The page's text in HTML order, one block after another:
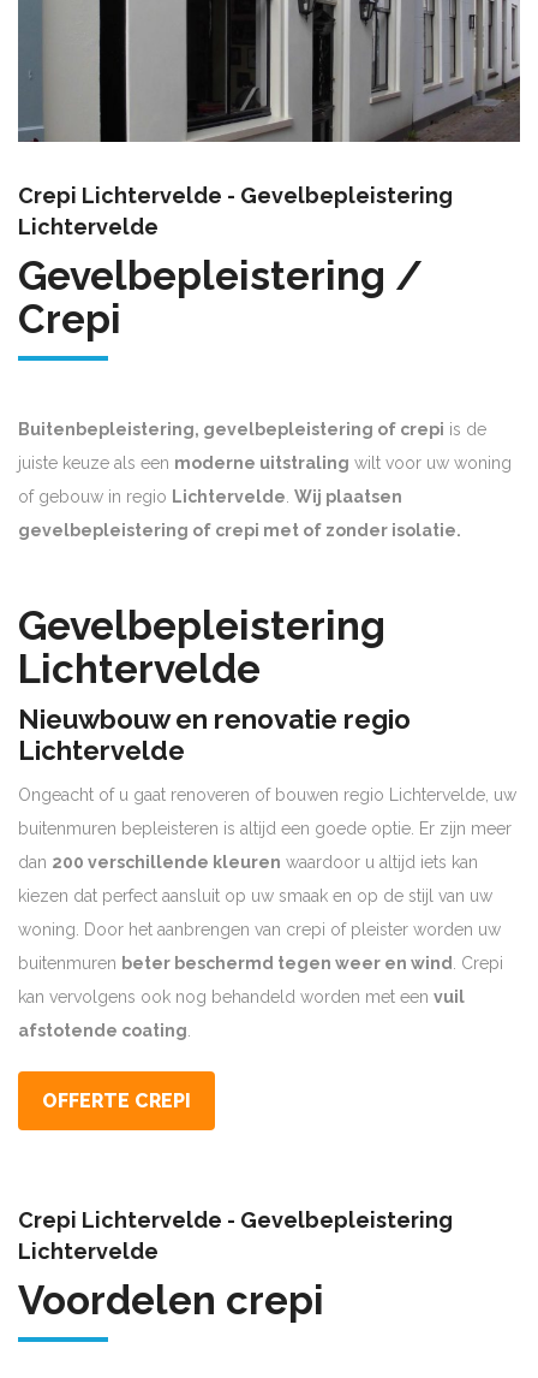
Crepi Lichtervelde - Gevelbepleistering
Lichtervelde
Gevelbepleistering /
Crepi
Buitenbepleistering, gevelbepleistering of crepi is de
juiste keuze als een moderne uitstraling wilt voor uw woning
of gebouw in regio Lichtervelde. Wij plaatsen
gevelbepleistering of crepi met of zonder isolatie.
Gevelbepleistering
Lichtervelde
Nieuwbouw en renovatie regio
Lichtervelde
Ongeacht of u gaat renoveren of bouwen regio Lichtervelde, uw
buitenmuren bepleisteren is altijd een goede optie. Er zijn meer
dan 200 verschillende kleuren waardoor u altijd iets kan
kiezen dat perfect aansluit op uw smaak en op de stijl van uw
woning. Door het aanbrengen van crepi of pleister worden uw
buitenmuren beter beschermd tegen weer en wind. Crepi
kan vervolgens ook nog behandeld worden met een vuil
afstotende coating.
OFFERTE CREPI
Crepi Lichtervelde - Gevelbepleistering
Lichtervelde
Voordelen crepi